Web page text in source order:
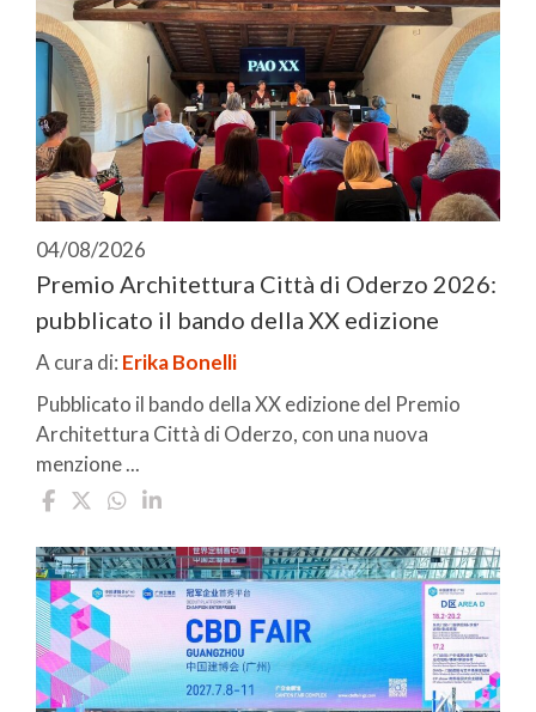
04/08/2026
Premio Architettura Città di Oderzo 2026:
pubblicato il bando della XX edizione
A cura di: Erika Bonelli
Pubblicato il bando della XX edizione del Premio
Architettura Città di Oderzo, con una nuova
menzione ...